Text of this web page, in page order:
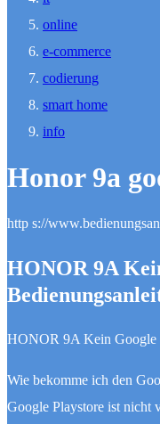
online
e-commerce
codierung
smart home
info
Honor 9a
http s://
HONOR 9A
HONOR 9A Kein Google
Wie bekomme ich den
Google Playstore ist nicht